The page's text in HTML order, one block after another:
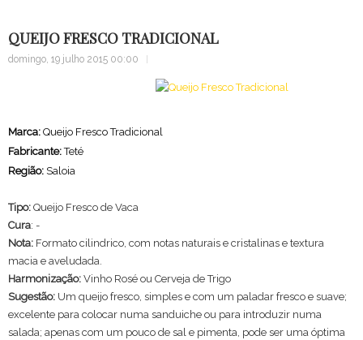
QUEIJO FRESCO TRADICIONAL
domingo, 19 julho 2015 00:00
Marca: Queijo Fresco Tradicional
Fabricante:Teté
Região: Saloia
Tipo: Queijo Fresco de Vaca
Cura: -
Nota: Formato cilindrico, com notas naturais e cristalinas e textura
macia e aveludada.
Harmonização: Vinho Rosé ou Cerveja de Trigo
Sugestão: Um queijo fresco, simples e com um paladar fresco e suave;
excelente para colocar numa sanduiche ou para introduzir numa
salada; apenas com um pouco de sal e pimenta, pode ser uma óptima